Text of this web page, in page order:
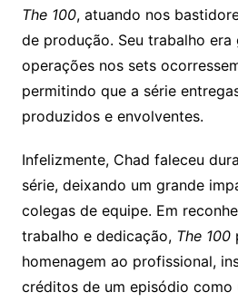
The 100, atuando nos
de produção. Seu trabalho
operações nos sets
permitindo que a série
produzidos e envolventes.
Infelizmente, Chad faleceu
série, deixando um grande
colegas de equipe. Em
trabalho e dedicação, The 100
homenagem ao profissional,
créditos de um episódio como